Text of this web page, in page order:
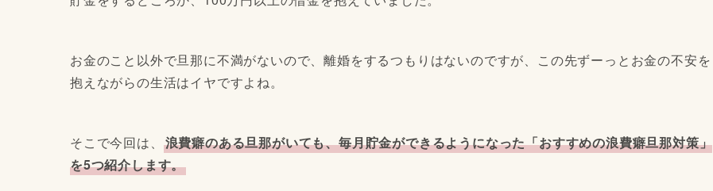
お金のこと以外で旦那に不満がないので、離婚をするつもりはないのですが、この先ずーっとお金の不安を
抱えながらの生活はイヤですよね。
そこで今回は、 浪費癖のある旦那がいても、毎月貯金ができるようになった「おすすめの浪費癖旦那対策」
を5つ紹介します。